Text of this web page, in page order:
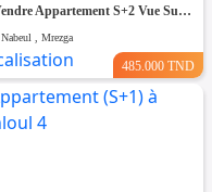
A Vendre Appartement S+2 Vue Sur Mer à AFH Mrezga, Nabeul
Nabeul , Mrezga
485.000 TND